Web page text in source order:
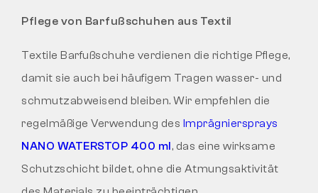
Pflege von Barfußschuhen aus Textil
Textile Barfußschuhe verdienen die richtige Pflege,
damit sie auch bei häufigem Tragen wasser- und
schmutzabweisend bleiben. Wir empfehlen die
regelmäßige Verwendung des Imprägniersprays
NANO WATERSTOP 400 ml, das eine wirksame
Schutzschicht bildet, ohne die Atmungsaktivität